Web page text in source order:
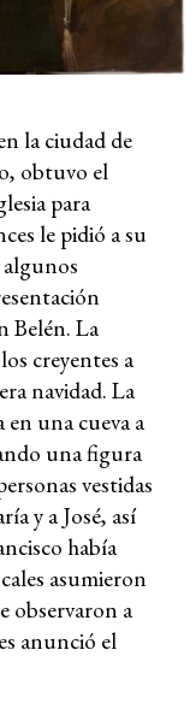
la ciudad de
obtuvo el
para
le pidió a su
Belén. La
creyentes a
navidad. La
en una cueva a
una figura
vestidas
y a José, así
había
asumieron
observaron a
anunció el